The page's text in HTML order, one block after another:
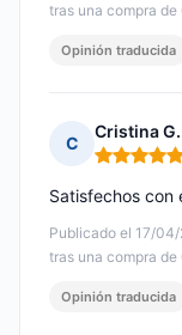
tras una compra
Opinión traducida
C
Cristina G.
Nota: 5 de
Publicado el 17/
tras una compra
Satisfechos con
Opinión traducida